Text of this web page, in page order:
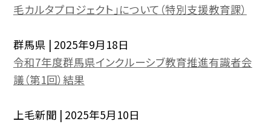
毛カルタプロジェクト」について（特別支援教育課）
群馬県 | 2025年9月18日
令和7年度群馬県インクルーシブ教育推進有識者会
議（第1回）結果
上毛新聞 | 2025年5月10日